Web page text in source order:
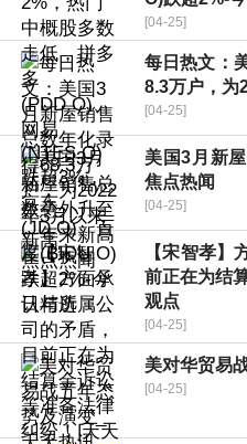
[04-25]
每日热文：
8.3万户，为
[04-25]
美国3月新
焦点热闻
[04-25]
【宋智孝】
前正在为结
观点
[04-25]
美对华贸易
[04-25]